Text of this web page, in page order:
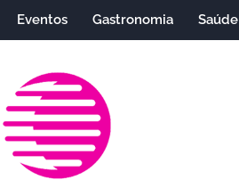
Eventos Gastronomia Saúde